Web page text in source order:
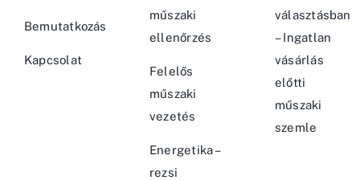
Bemutatkozás
Kapcsolat
műszaki
ellenőrzés
Felelős
műszaki
vezetés
Energetika –
rezsi
választásban
– Ingatlan
vásárlás
előtti
műszaki
szemle